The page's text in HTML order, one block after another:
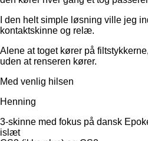
I den helt simple løsning ville jeg
kontaktskinne og relæ.
Alene at toget kører på
uden at renseren kører.
Med venlig hilsen
Henning
3-skinne med fokus på dansk
islæt